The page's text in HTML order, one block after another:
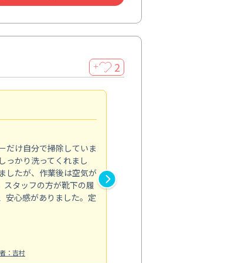
＋ 2
だけ自分で掃除していま
っかり洗ってくれまし
したが、作業後は空気が
スタッフの方が靴下の履
安心感がありました。定
：吉村